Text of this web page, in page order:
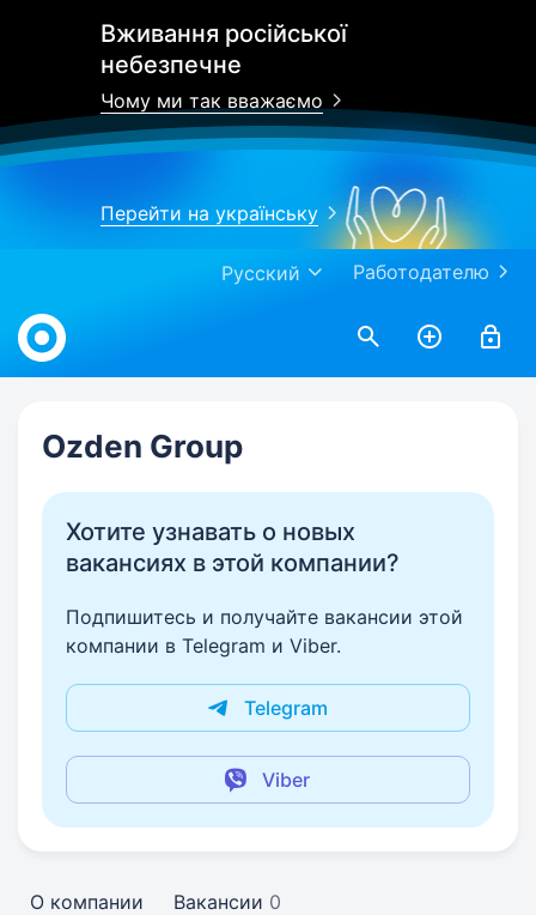
Вживання російської
небезпечне
Чому ми так вважаємо
Перейти на українську
Работодателю
Русский
Work.ua
Ozden Group
Хотите узнавать о новых
вакансиях в этой компании?
Подпишитесь и получайте вакансии этой
компании в Telegram и Viber.
Telegram
Viber
О компании Вакансии 0